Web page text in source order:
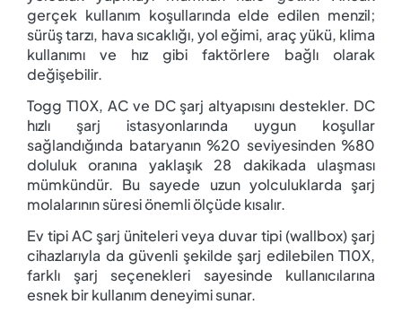
gerçek kullanım koşullarında elde edilen menzil;
sürüş tarzı, hava sıcaklığı, yol eğimi, araç yükü, klima
kullanımı ve hız gibi faktörlere bağlı olarak
değişebilir.
Togg T10X, AC ve DC şarj altyapısını destekler. DC
hızlı şarj istasyonlarında uygun koşullar
sağlandığında bataryanın %20 seviyesinden %80
doluluk oranına yaklaşık 28 dakikada ulaşması
mümkündür. Bu sayede uzun yolculuklarda şarj
molalarının süresi önemli ölçüde kısalır.
Ev tipi AC şarj üniteleri veya duvar tipi (wallbox) şarj
cihazlarıyla da güvenli şekilde şarj edilebilen T10X,
farklı şarj seçenekleri sayesinde kullanıcılarına
esnek bir kullanım deneyimi sunar.